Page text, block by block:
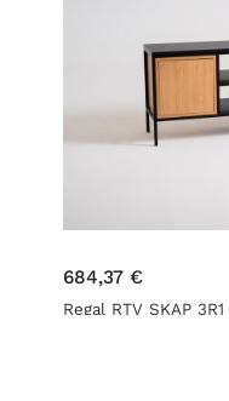
684,37 €
Regal RTV SKAP